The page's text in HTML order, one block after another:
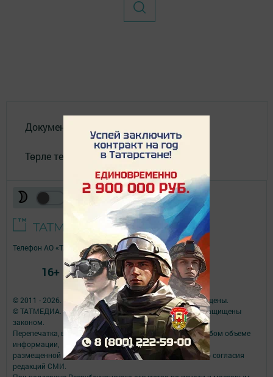
Документлар
Төрле темалар
© 2011 - 2026. Якты юл (Светлый путь). Все права защищены.
© ТАТМЕДИА. Все материалы, размещенные на сайте, защищены
законом.
Перепечатка, воспроизведение и распространение в любом объеме
информации,
размещенной на сайте, возможна только с письменного согласия
редакций СМИ.
Телефон АО «ТАТМЕДИА»:(843) 222 09 84
16+